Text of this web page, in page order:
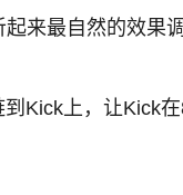
来最自然的效果
Kick上，让Kick